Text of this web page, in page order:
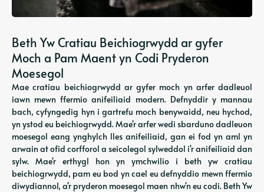
Beth Yw Cratiau Beichiogrwydd ar gyfer
Moch a Pam Maent yn Codi Pryderon
Moesegol
Mae cratiau beichiogrwydd ar gyfer moch yn arfer dadleuol
iawn mewn ffermio anifeiliaid modern. Defnyddir y mannau
bach, cyfyngedig hyn i gartrefu moch benywaidd, neu hychod,
yn ystod eu beichiogrwydd. Mae'r arfer wedi sbarduno dadleuon
moesegol eang ynghylch lles anifeiliaid, gan ei fod yn aml yn
arwain at ofid corfforol a seicolegol sylweddol i'r anifeiliaid dan
sylw. Mae'r erthygl hon yn ymchwilio i beth yw cratiau
beichiogrwydd, pam eu bod yn cael eu defnyddio mewn ffermio
diwydiannol, a'r pryderon moesegol maen nhw'n eu codi. Beth Yw